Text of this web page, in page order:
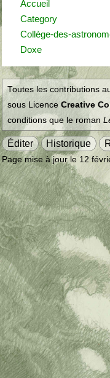
Accueil
Category
Collège-des-
Doxe
Toutes les contributions
sous LicenceCreative
conditions que le roman
Éditer Historique
Page mise à jour le 12